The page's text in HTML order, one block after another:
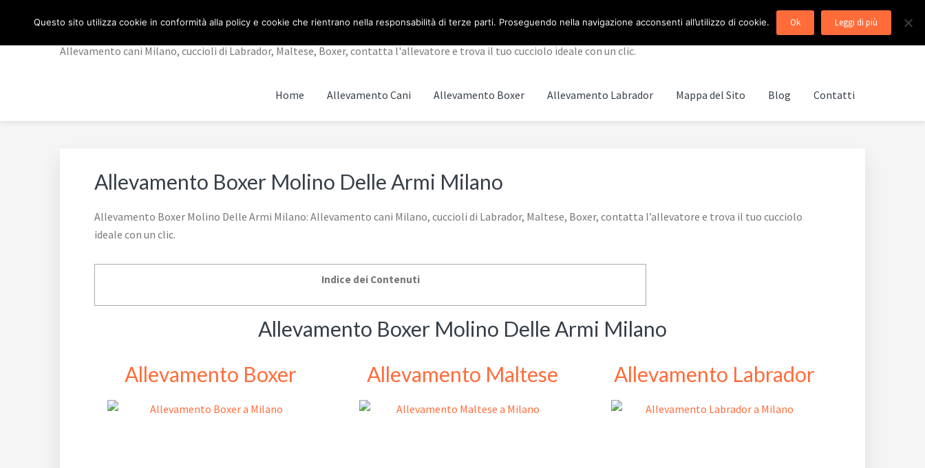
navigazione
contenuto
piè
ALLEVAMENTO CANI
Allevamento cani Milano, cuccioli di Labrador, Maltese, Boxer, contatta l'allevatore e trova il tuo cucciolo ideale con un clic.
Home Allevamento Cani Allevamento Boxer Allevamento Labrador Mappa del Sito Blog Contatti
Allevamento Boxer Molino Delle Armi Milano
Allevamento Boxer Molino Delle Armi Milano: Allevamento cani Milano, cuccioli di Labrador, Maltese, Boxer, contatta l’allevatore e trova il tuo cucciolo
ideale con un clic.
Indice dei Contenuti
Allevamento Boxer Molino Delle Armi Milano
Allevamento Boxer
Allevamento Maltese Allevamento Labrador
Questo sito utilizza cookie in conformità alla policy e cookie che rientrano nella responsabilità di terze parti. Proseguendo nella navigazione acconsenti all’utilizzo di cookie. Ok Leggi di più